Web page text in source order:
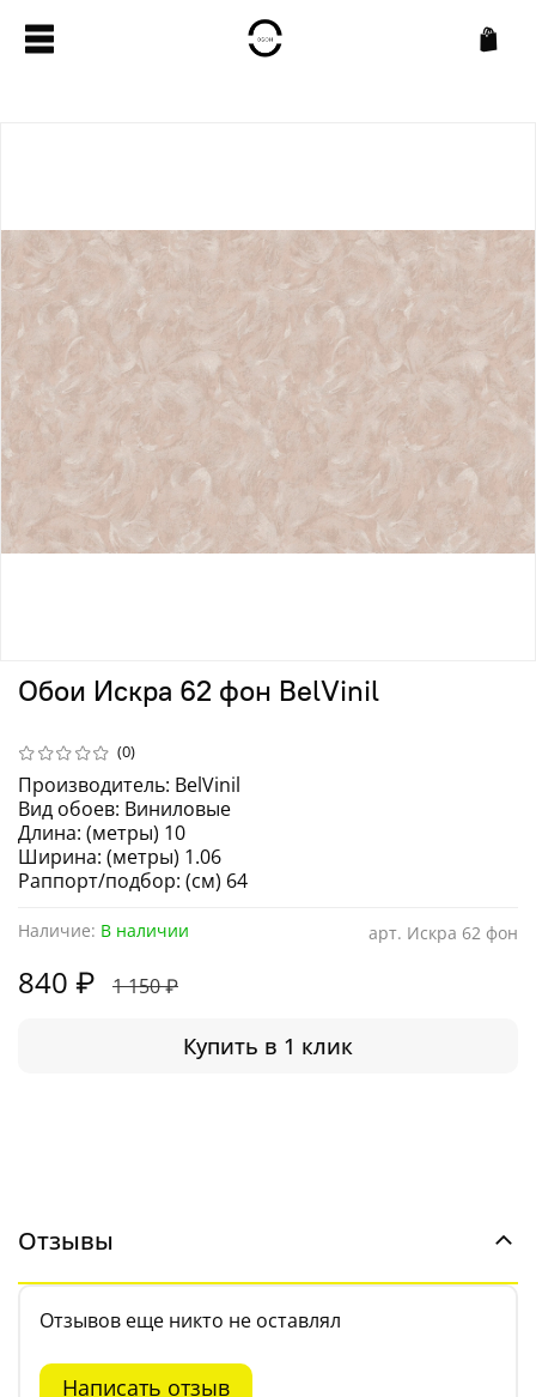
(0)
арт. Искра 62 фон
Наличие: В наличии
Обои Искра 62 фон BelVinil
840 ₽ 1 150 ₽
Купить в 1 клик
Производитель: BelVinil
Вид обоев: Виниловые
Длина: (метры) 10
Ширина: (метры) 1.06
Раппорт/подбор: (см) 64
Отзывы
Отзывов еще никто не оставлял
Написать отзыв